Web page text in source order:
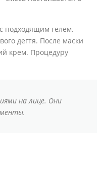
подходящим гелем.
дегтя. После маски
крем. Процедуру
на лице. Они